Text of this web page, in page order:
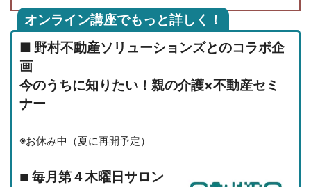
オンライン講座でもっと詳しく！
■ 野村不動産ソリューションズとのコラボ企
画
今のうちに知りたい！親の介護×不動産セミ
ナー
※お休み中（夏に再開予定）
■ 毎月第４木曜日サロン